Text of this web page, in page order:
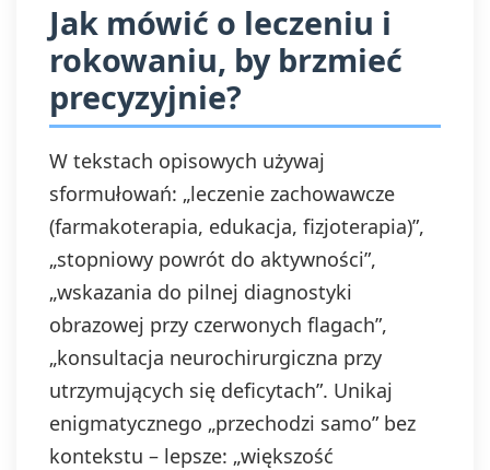
Jak mówić o leczeniu i
rokowaniu, by brzmieć
precyzyjnie?
W tekstach opisowych używaj
sformułowań: „leczenie zachowawcze
(farmakoterapia, edukacja, fizjoterapia)”,
„stopniowy powrót do aktywności”,
„wskazania do pilnej diagnostyki
obrazowej przy czerwonych flagach”,
„konsultacja neurochirurgiczna przy
utrzymujących się deficytach”. Unikaj
enigmatycznego „przechodzi samo” bez
kontekstu – lepsze: „większość